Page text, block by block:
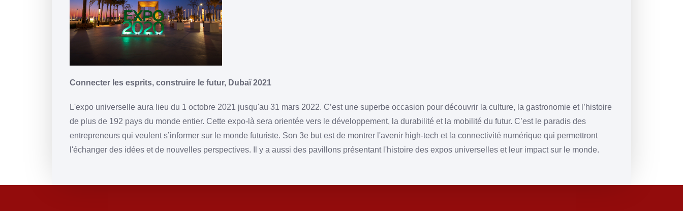
Connecter les esprits, construire le futur, Dubaï 2021
L'expo universelle aura lieu du 1 octobre 2021 jusqu'au 31 mars 2022. C’est une superbe occasion pour découvrir la culture, la gastronomie et l’histoire
de plus de 192 pays du monde entier. Cette expo-là sera orientée vers le développement, la durabilité et la mobilité du futur. C’est le paradis des
entrepreneurs qui veulent s’informer sur le monde futuriste. Son 3e but est de montrer l'avenir high-tech et la connectivité numérique qui permettront
l'échanger des idées et de nouvelles perspectives. Il y a aussi des pavillons présentant l'histoire des expos universelles et leur impact sur le monde.